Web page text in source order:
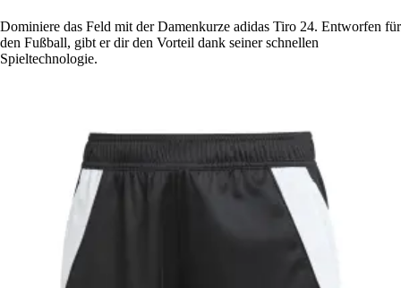
Dominiere das Feld mit der Damenkurze adidas Tiro 24. Entworfen für
den Fußball, gibt er dir den Vorteil dank seiner schnellen
Spieltechnologie.